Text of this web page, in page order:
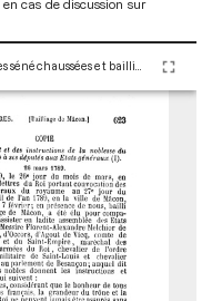
cas de discussion sur